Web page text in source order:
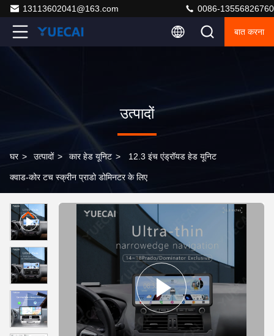
13113602041@163.com 0086-13556826760
बात करना
उत्पादों
घर > उत्पादों > कार हेड यूनिट > 12.3 इंच एंड्रॉयड हेड यूनिट
क्वाड-कोर टच स्क्रीन प्राडो डोमिनटर के लिए